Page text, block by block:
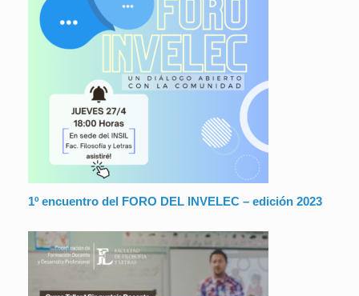
1º encuentro del FORO DEL INVELEC – edición 2023